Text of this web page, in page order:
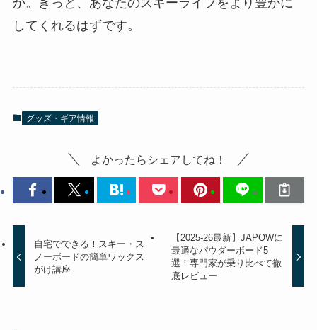
してくれるはずです。
グッズ・ギア情報
よかったらシェアしてね！
自宅でできる！スキー・ス
ノーボードの簡単ワックス
がけ講座
【2025-26最新】JAPOWに
最適なパウダーボード5
選！専門家が乗り比べて徹
底レビュー